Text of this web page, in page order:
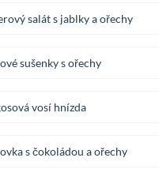
salát s jablky a ořechy
sušenky s ořechy
vosí hnízda
s čokoládou a ořechy